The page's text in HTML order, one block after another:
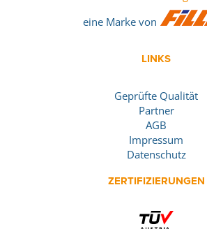
eine Marke von
LINKS
Geprüfte Qualität
Partner
AGB
Impressum
Datenschutz
ZERTIFIZIERUNGEN